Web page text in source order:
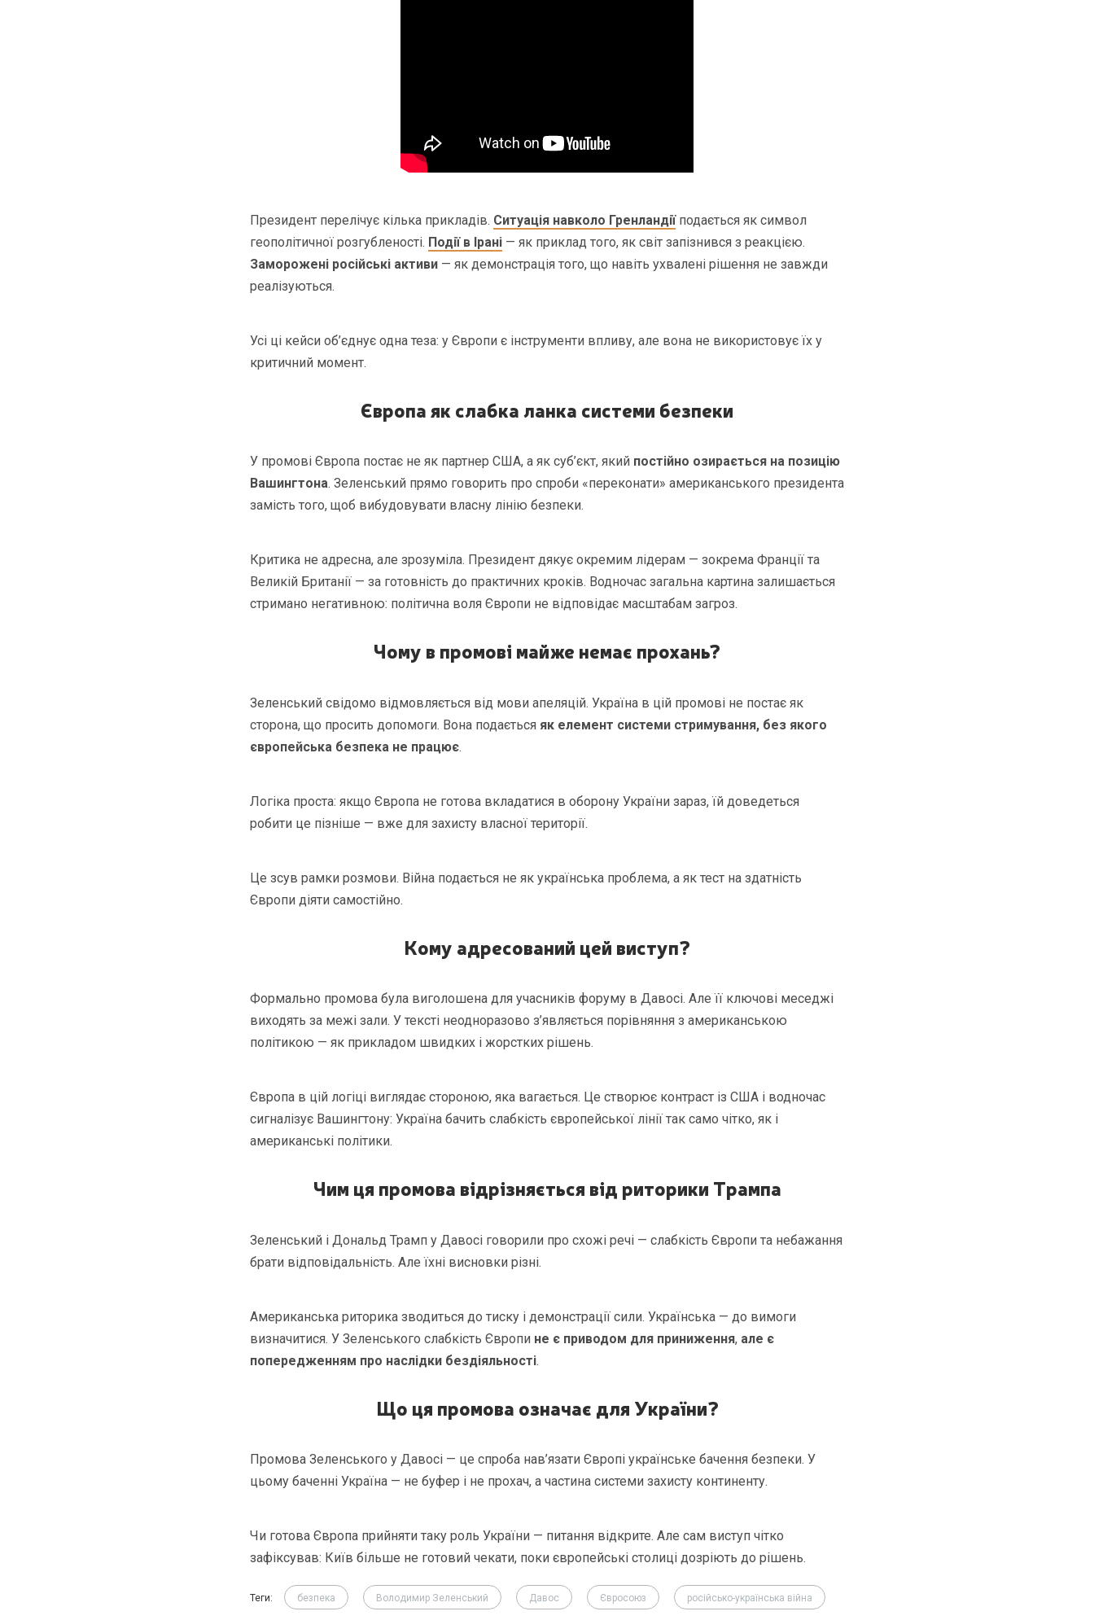
Президент перелічує кілька прикладів. Ситуація навколо Гренландіїподається як символ
геополітичної розгубленості. Події в Ірані — як приклад того, як світ запізнився з реакцією.
Заморожені російські активи — як демонстрація того, що навіть ухвалені рішення не завжди
реалізуються.
Усі ці кейси об’єднує одна теза: у Європи є інструменти впливу, але вона не використовує їх у
критичний момент.
Європа як слабка ланка системи безпеки
У промові Європа постає не як партнер США, а як суб’єкт, який постійно озирається на позицію
Вашингтона. Зеленський прямо говорить про спроби «переконати» американського президента
замість того, щоб вибудовувати власну лінію безпеки.
Критика не адресна, але зрозуміла. Президент дякує окремим лідерам — зокрема Франції та
Великій Британії — за готовність до практичних кроків. Водночас загальна картина залишається
стримано негативною: політична воля Європи не відповідає масштабам загроз.
Чому в промові майже немає прохань?
Зеленський свідомо відмовляється від мови апеляцій. Україна в цій промові не постає як
сторона, що просить допомоги. Вона подається як елемент системи стримування, без якого
європейська безпека не працює.
Логіка проста: якщо Європа не готова вкладатися в оборону України зараз, їй доведеться
робити це пізніше — вже для захисту власної території.
Це зсув рамки розмови. Війна подається не як українська проблема, а як тест на здатність
Європи діяти самостійно.
Кому адресований цей виступ?
Формально промова була виголошена для учасників форуму в Давосі. Але її ключові меседжі
виходять за межі зали. У тексті неодноразово з’являється порівняння з американською
політикою — як прикладом швидких і жорстких рішень.
Європа в цій логіці виглядає стороною, яка вагається. Це створює контраст із США і водночас
сигналізує Вашингтону: Україна бачить слабкість європейської лінії так само чітко, як і
американські політики.
Чим ця промова відрізняється від риторики Трампа
Зеленський і Дональд Трамп у Давосі говорили про схожі речі — слабкість Європи та небажання
брати відповідальність. Але їхні висновки різні.
Американська риторика зводиться до тиску і демонстрації сили. Українська — до вимоги
визначитися. У Зеленського слабкість Європи не є приводом для приниження, але є
попередженням про наслідки бездіяльності.
Що ця промова означає для України?
Промова Зеленського у Давосі — це спроба нав’язати Європі українське бачення безпеки. У
цьому баченні Україна — не буфер і не прохач, а частина системи захисту континенту.
Чи готова Європа прийняти таку роль України — питання відкрите. Але сам виступ чітко
зафіксував: Київ більше не готовий чекати, поки європейські столиці дозріють до рішень.
Теги: безпека Володимир Зеленський Давос Євросоюз російсько-українська війна